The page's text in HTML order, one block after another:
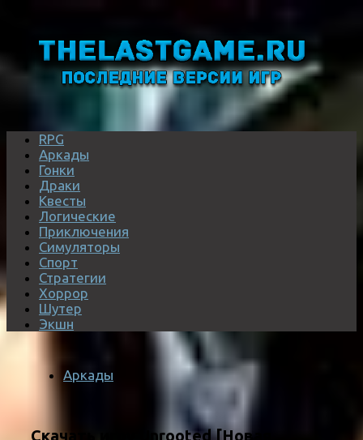
RPG
Аркады
Гонки
Драки
Квесты
Логические
Приключения
Симуляторы
Спорт
Стратегии
Хоррор
Шутер
Экшн
Аркады
Скачать игру Unrooted [Новая